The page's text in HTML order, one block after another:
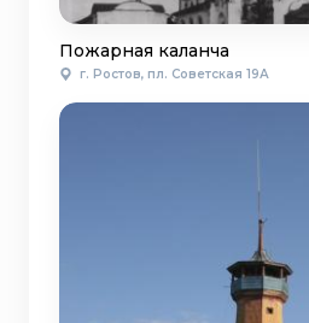
Пожарная каланча
г. Ростов, пл. Советская 19А